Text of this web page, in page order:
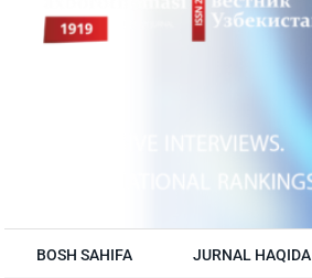
BOSH SAHIFA JURNAL HAQIDA